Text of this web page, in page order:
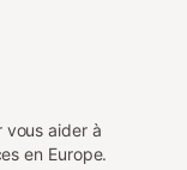
vous aider à
en Europe.